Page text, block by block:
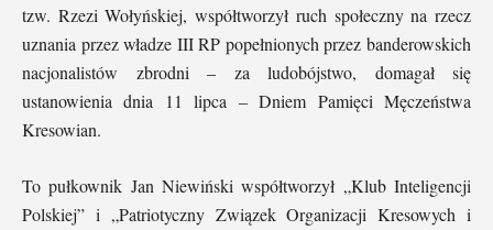
tzw. Rzezi Wołyńskiej, współtworzył ruch społeczny na rzecz
uznania przez władze III RP popełnionych przez banderowskich
nacjonalistów zbrodni – za ludobójstwo, domagał się
ustanowienia dnia 11 lipca – Dniem Pamięci Męczeństwa
Kresowian.
To pułkownik Jan Niewiński współtworzył „Klub Inteligencji
Polskiej” i „Patriotyczny Związek Organizacji Kresowych i